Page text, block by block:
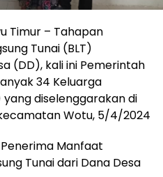
Timur – Tahapan
Tunai (BLT)
(DD), kali ini Pemerintah
34 Keluarga
diselenggarakan di
Wotu, 5/4/2024
Manfaat
Tunai dari Dana Desa